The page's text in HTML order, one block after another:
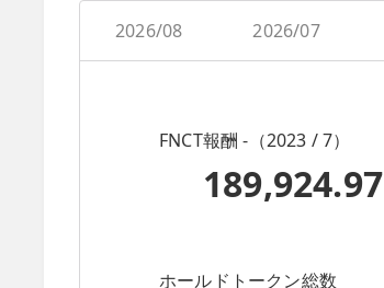
2026/08 2026/07
FNCT報酬 -（2023 / 7）
189,924.97
ホールドトークン総数